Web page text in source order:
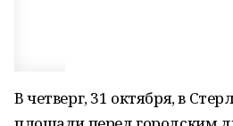
В четверг, 31 октября, в